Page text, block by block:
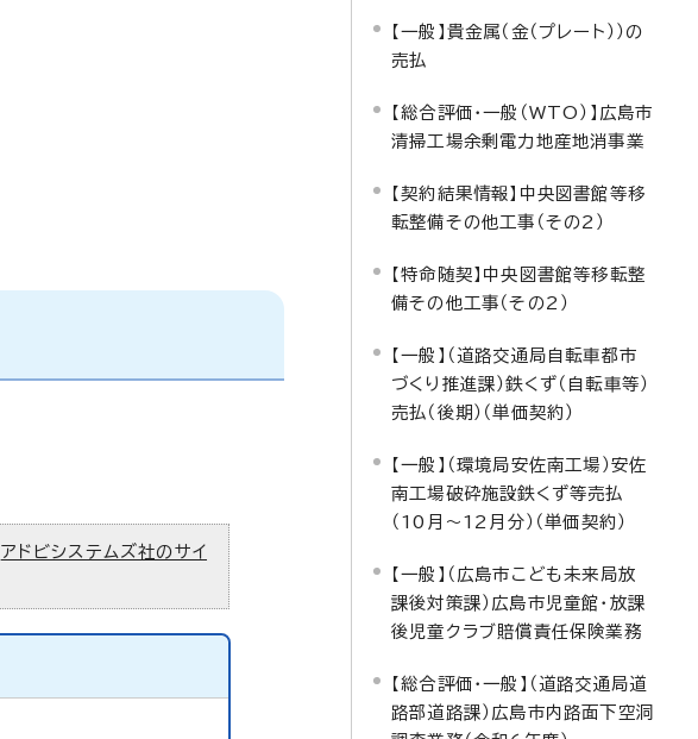
アドビシステムズ社のサイ
【一般】貴金属（金（プレート））の
売払
【総合評価・一般（WTO）】広島市
清掃工場余剰電力地産地消事業
【契約結果情報】中央図書館等移
転整備その他工事（その2）
【特命随契】中央図書館等移転整
備その他工事（その2）
【一般】（道路交通局自転車都市
づくり推進課）鉄くず（自転車等）
売払（後期）（単価契約）
【一般】（環境局安佐南工場）安佐
南工場破砕施設鉄くず等売払
（10月～12月分）（単価契約）
【一般】（広島市こども未来局放
課後対策課）広島市児童館・放課
後児童クラブ賠償責任保険業務
【総合評価・一般】（道路交通局道
路部道路課）広島市内路面下空洞